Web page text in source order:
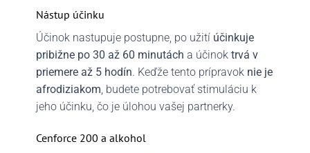
Nástup účinku
Účinok nastupuje postupne, po užití účinkuje
pribižne po 30 až 60 minutách a účinok trvá v
priemere až 5 hodín. Keďže tento prípravok nie je
afrodiziakom , budete potrebovať stimuláciu k
jeho účinku, čo je úlohou vašej partnerky.
Cenforce 200 a alkohol